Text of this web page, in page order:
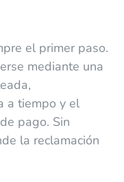
el primer paso.
mediante una
a tiempo y el
pago. Sin
la reclamación